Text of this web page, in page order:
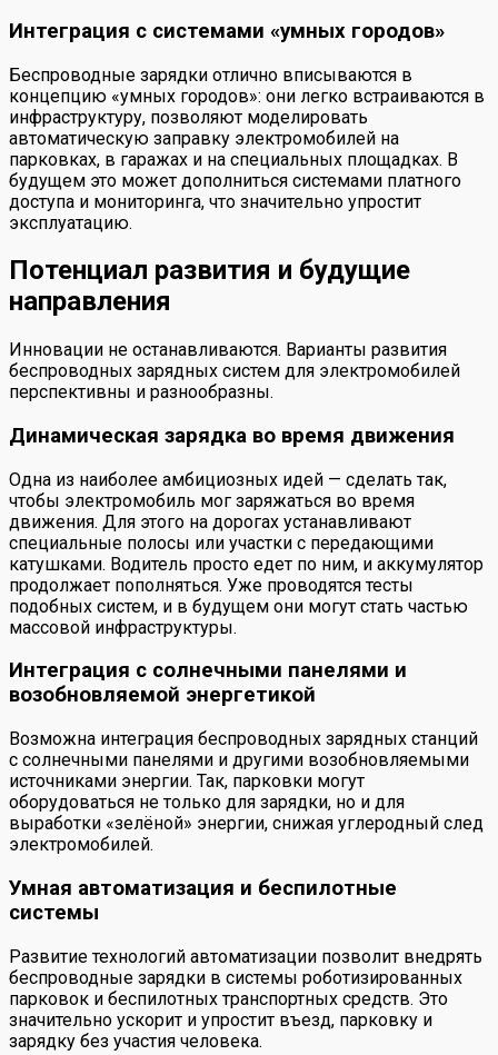
Интеграция с системами «умных городов»
Беспроводные зарядки отлично вписываются в
концепцию «умных городов»: они легко встраиваются в
инфраструктуру, позволяют моделировать
автоматическую заправку электромобилей на
парковках, в гаражах и на специальных площадках. В
будущем это может дополниться системами платного
доступа и мониторинга, что значительно упростит
эксплуатацию.
Потенциал развития и будущие
направления
Инновации не останавливаются. Варианты развития
беспроводных зарядных систем для электромобилей
перспективны и разнообразны.
Динамическая зарядка во время движения
Одна из наиболее амбициозных идей — сделать так,
чтобы электромобиль мог заряжаться во время
движения. Для этого на дорогах устанавливают
специальные полосы или участки с передающими
катушками. Водитель просто едет по ним, и аккумулятор
продолжает пополняться. Уже проводятся тесты
подобных систем, и в будущем они могут стать частью
массовой инфраструктуры.
Интеграция с солнечными панелями и
возобновляемой энергетикой
Возможна интеграция беспроводных зарядных станций
с солнечными панелями и другими возобновляемыми
источниками энергии. Так, парковки могут
оборудоваться не только для зарядки, но и для
выработки «зелёной» энергии, снижая углеродный след
электромобилей.
Умная автоматизация и беспилотные
системы
Развитие технологий автоматизации позволит внедрять
беспроводные зарядки в системы роботизированных
парковок и беспилотных транспортных средств. Это
значительно ускорит и упростит въезд, парковку и
зарядку без участия человека.